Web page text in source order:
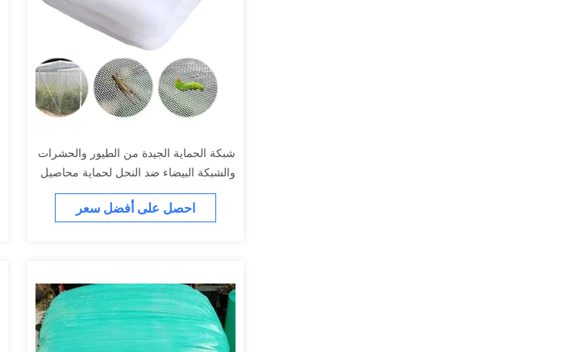
شبكة الحماية الجيدة من الطيور والحشرات
والشبكة البيضاء ضد النحل لحماية محاصيل
الأشجار
احصل على أفضل سعر